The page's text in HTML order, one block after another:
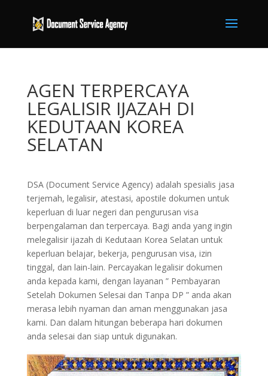
AGEN TERPERCAYA
LEGALISIR IJAZAH DI
KEDUTAAN KOREA
SELATAN
DSA (Document Service Agency) adalah spesialis jasa
terjemah, legalisir, atestasi, apostile dokumen untuk
keperluan di luar negeri dan pengurusan visa
berpengalaman dan terpercaya. Bagi anda yang ingin
melegalisir ijazah di Kedutaan Korea Selatan untuk
keperluan belajar, bekerja, pengurusan visa, izin
tinggal, dan lain-lain. Percayakan legalisir dokumen
anda kepada kami, dengan layanan ” Pembayaran
Setelah Dokumen Selesai dan Tanpa DP ” anda akan
merasa lebih nyaman dan aman menggunakan jasa
kami. Dan dalam hitungan beberapa hari dokumen
anda selesai dan siap untuk digunakan.